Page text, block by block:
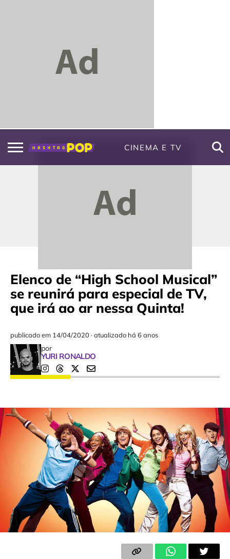
CINEMA E TV
Elenco de “High School Musical”
se reunirá para especial de TV,
que irá ao ar nessa Quinta!
publicado em 14/04/2020 ·atualizado há 6 anos
por
YURI RONALDO